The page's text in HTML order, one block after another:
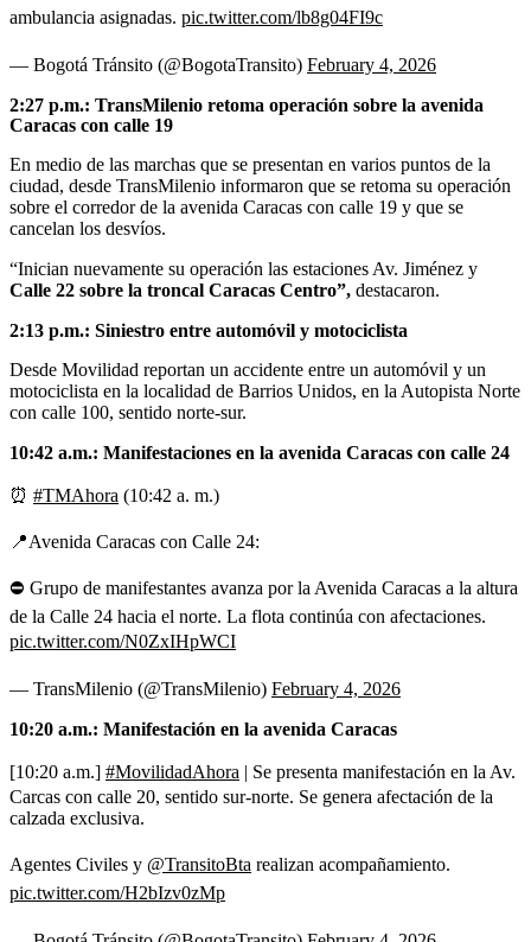
ambulancia asignadas. pic.twitter.com/lb8g04FI9c
— Bogotá Tránsito (@BogotaTransito) February 4, 2026
2:27 p.m.: TransMilenio retoma operación sobre la avenida
Caracas con calle 19
En medio de las marchas que se presentan en varios puntos de la
ciudad, desde TransMilenio informaron que se retoma su operación
sobre el corredor de la avenida Caracas con calle 19 y que se
cancelan los desvíos.
“Inician nuevamente su operación las estaciones Av. Jiménez y
Calle 22 sobre la troncal Caracas Centro”, destacaron.
2:13 p.m.: Siniestro entre automóvil y motociclista
Desde Movilidad reportan un accidente entre un automóvil y un
motociclista en la localidad de Barrios Unidos, en la Autopista Norte
con calle 100, sentido norte-sur.
10:42 a.m.: Manifestaciones en la avenida Caracas con calle 24
⏰ #TMAhora (10:42 a. m.)
📍Avenida Caracas con Calle 24:
⛔️ Grupo de manifestantes avanza por la Avenida Caracas a la altura
de la Calle 24 hacia el norte. La flota continúa con afectaciones.
pic.twitter.com/N0ZxIHpWCI
— TransMilenio (@TransMilenio) February 4, 2026
10:20 a.m.: Manifestación en la avenida Caracas
[10:20 a.m.] #MovilidadAhora | Se presenta manifestación en la Av.
Carcas con calle 20, sentido sur-norte. Se genera afectación de la
calzada exclusiva.
Agentes Civiles y @TransitoBta realizan acompañamiento.
pic.twitter.com/H2bIzv0zMp